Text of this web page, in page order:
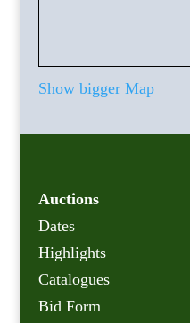
Show bigger Map
Auctions
Dates
Highlights
Catalogues
Bid Form